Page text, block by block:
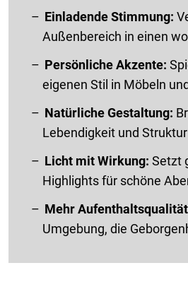
Einladende Stimmung:
Außenbereich in einen
Persönliche Akzente:
eigenen Stil in Möbeln
Natürliche Gestaltung:
Lebendigkeit und
Licht mit Wirkung: Setzt
Highlights für schöne
Mehr
Umgebung, die